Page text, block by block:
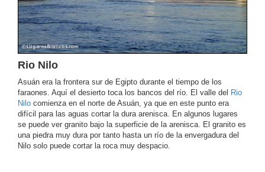
Rio Nilo
Asuán era la frontera sur de Egipto durante el tiempo de los
faraones. Aquí el desierto toca los bancos del río. El valle del Rio
Nilo comienza en el norte de Asuán, ya que en este punto era
difícil para las aguas cortar la dura arenisca. En algunos lugares
se puede ver granito bajo la superficie de la arenisca. El granito es
una piedra muy dura por tanto hasta un río de la envergadura del
Nilo solo puede cortar la roca muy despacio.